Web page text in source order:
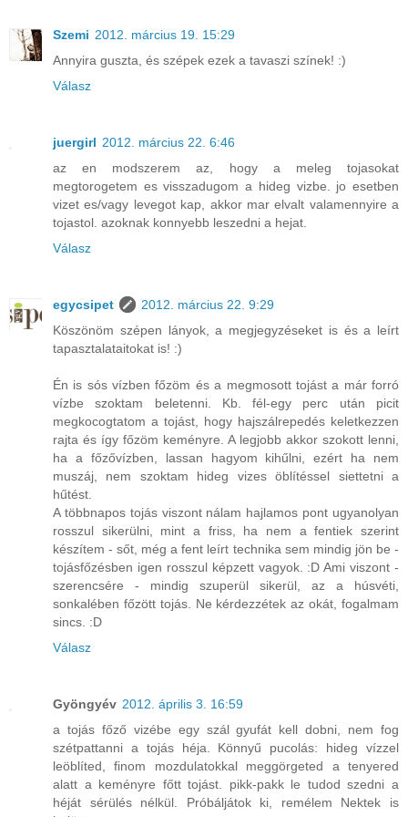
Szemi 2012. március 19. 15:29
Annyira guszta, és szépek ezek a tavaszi színek! :)
Válasz
juergirl 2012. március 22. 6:46
az en modszerem az, hogy a meleg tojasokat
megtorogetem es visszadugom a hideg vizbe. jo esetben
vizet es/vagy levegot kap, akkor mar elvalt valamennyire a
tojastol. azoknak konnyebb leszedni a hejat.
Válasz
egycsipet
2012. március 22. 9:29
Köszönöm szépen lányok, a megjegyzéseket is és a leírt
tapasztalataitokat is! :)
Én is sós vízben főzöm és a megmosott tojást a már forró
vízbe szoktam beletenni. Kb. fél-egy perc után picit
megkocogtatom a tojást, hogy hajszálrepedés keletkezzen
rajta és így főzöm keményre. A legjobb akkor szokott lenni,
ha a főzővízben, lassan hagyom kihűlni, ezért ha nem
muszáj, nem szoktam hideg vizes öblítéssel siettetni a
hűtést.
A többnapos tojás viszont nálam hajlamos pont ugyanolyan
rosszul sikerülni, mint a friss, ha nem a fentiek szerint
készítem - sőt, még a fent leírt technika sem mindig jön be -
tojásfőzésben igen rosszul képzett vagyok. :D Ami viszont -
szerencsére - mindig szuperül sikerül, az a húsvéti,
sonkalében főzött tojás. Ne kérdezzétek az okát, fogalmam
sincs. :D
Válasz
Gyöngyév 2012. április 3. 16:59
a tojás főző vizébe egy szál gyufát kell dobni, nem fog
szétpattanni a tojás héja. Könnyű pucolás: hideg vízzel
leöblíted, finom mozdulatokkal meggörgeted a tenyered
alatt a keményre főtt tojást. pikk-pakk le tudod szedni a
héját sérülés nélkül. Próbáljátok ki, remélem Nektek is